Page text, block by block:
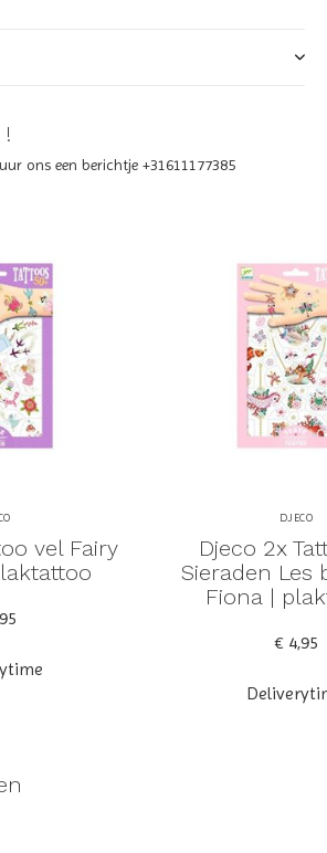
ons een berichtje +31611177385
vel Fairy
DJECO
Djeco 2x
Sieraden Les
Fiona |
€ 4,95